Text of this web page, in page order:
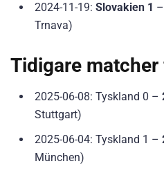
2024-11-19: Slovakien 1
Trnava)
Tidigare
2025-06-08: Tyskland 0 –
Stuttgart)
2025-06-04: Tyskland 1 –
München)